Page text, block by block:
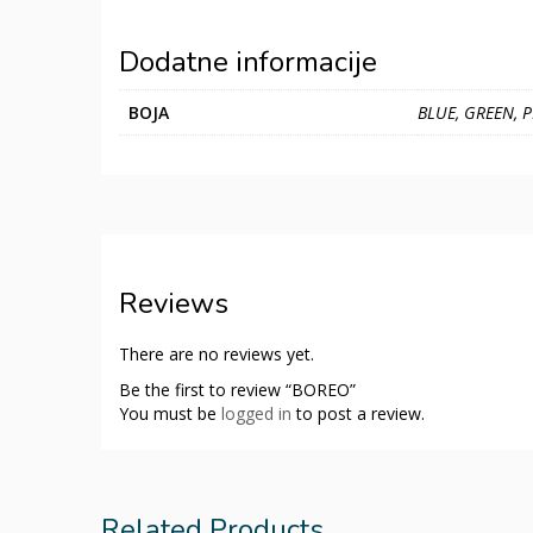
Dodatne informacije
BOJA BLUE, GREEN,
Reviews
There are no reviews yet.
Be the first to review “BOREO”
You must be logged in to post a review.